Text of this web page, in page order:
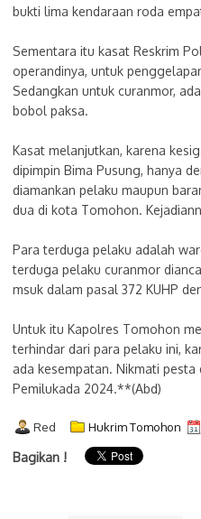
bukti lima kendaraan roda
Sementara itu kasat Reskrim
operandinya, untuk
Sedangkan untuk curanmor,
bobol paksa.
Kasat melanjutkan, karena
dipimpin Bima Pusung, hanya
diamankan pelaku maupun
dua di kota Tomohon.
Para terduga pelaku adalah
terduga pelaku curanmor
msuk dalam pasal 372 KUHP
Untuk itu Kapolres Tomohon
terhindar dari para pelaku ini,
ada kesempatan. Nikmati
Pemilukada 2024.**(Abd)
Red Hukrim Tomohon
Bagikan !